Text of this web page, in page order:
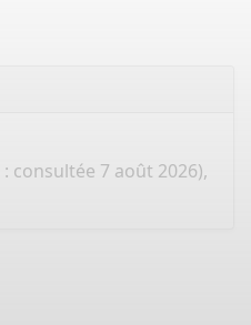
: consultée 7 août 2026),